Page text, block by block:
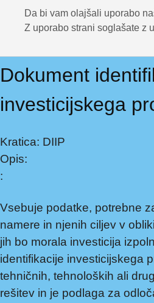
Da bi vam olajšali uporabo
Z uporabo strani soglašate z
Dokument
investicijskega
Kratica: DIIP
Opis:
:
Vsebuje podatke, potrebne
namere in njenih ciljev v
jih bo morala investicija
identifikacije investicijskega
tehničnih, tehnoloških ali
rešitev in je podlaga za